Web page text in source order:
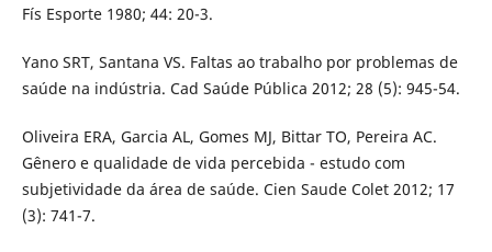
Fís Esporte 1980; 44: 20-3.
Yano SRT, Santana VS. Faltas ao trabalho por problemas de
saúde na indústria. Cad Saúde Pública 2012; 28 (5): 945-54.
Oliveira ERA, Garcia AL, Gomes MJ, Bittar TO, Pereira AC.
Gênero e qualidade de vida percebida - estudo com
subjetividade da área de saúde. Cien Saude Colet 2012; 17
(3): 741-7.